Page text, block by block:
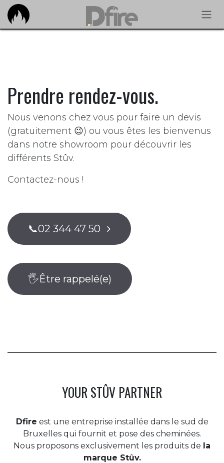
Se rendre au contenu
Prendre rendez-vous.
Nous venons chez vous pour faire un devis
(gratuitement 😉) ou vous êtes les bienvenus
dans notre showroom pour découvrir les
différents Stûv.
Contactez-nous !
📞02 344 ​47 50
🖐️Être rappelé(e)
YOUR STÛV PARTNER
Dfire est une entreprise installée dans le sud de
Bruxelles qui fournit et pose des cheminées.
Nous proposons exclusivement les produits de la
marque Stûv.